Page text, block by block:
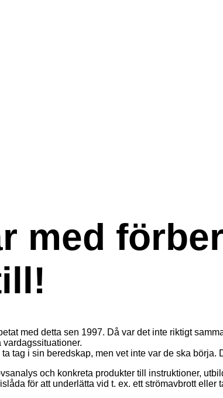
med
med detta sen 1997. Då var det inte riktigt
vardagssituationer.
tag i sin beredskap, men vet inte var de ska börja.
och konkreta produkter till instruktioner,
för att underlätta vid t. ex. ett strömavbrott